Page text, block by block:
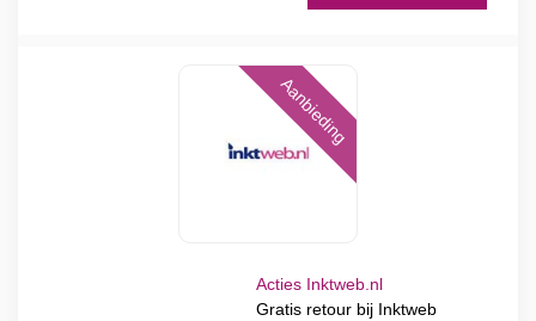
Aanbieding
Acties Inktweb.nl
Gratis retour bij Inktweb